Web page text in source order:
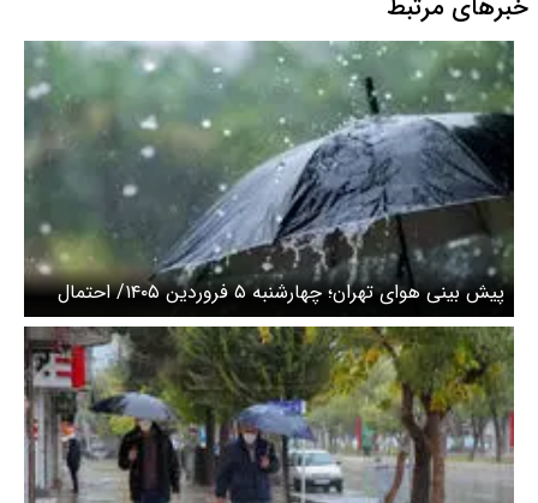
خبرهای مرتبط
پیش بینی هوای تهران؛ چهارشنبه ۵ فروردین ۱۴۰۵/ احتمال
بارندگی شدید